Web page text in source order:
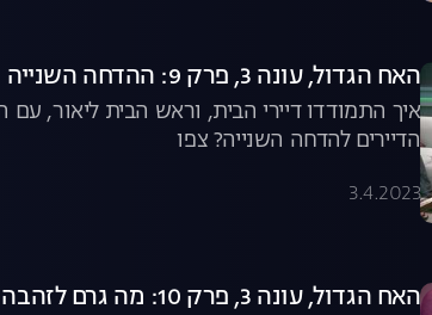
האח הגדול, עונה 3, פרק 9: ההדחה השנייה
איך התמודדו דיירי הבית, וראש הבית ליאור,
הדיירים להדחה השנייה? צפו
3.4.2023
האח הגדול, עונה 3, פרק 10: מה גרם לזהבה להישבר?